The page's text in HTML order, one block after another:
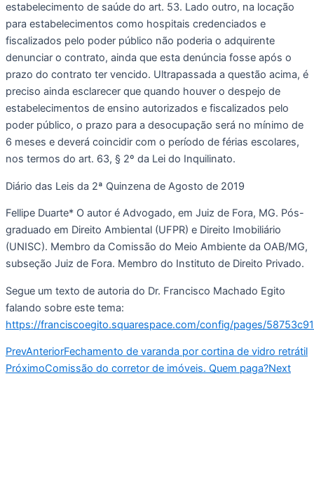
estabelecimento de saúde do art. 53. Lado outro, na locação
para estabelecimentos como hospitais credenciados e
fiscalizados pelo poder público não poderia o adquirente
denunciar o contrato, ainda que esta denúncia fosse após o
prazo do contrato ter vencido. Ultrapassada a questão acima, é
preciso ainda esclarecer que quando houver o despejo de
estabelecimentos de ensino autorizados e fiscalizados pelo
poder público, o prazo para a desocupação será no mínimo de
6 meses e deverá coincidir com o período de férias escolares,
nos termos do art. 63, § 2º da Lei do Inquilinato.
Diário das Leis da 2ª Quinzena de Agosto de 2019
Fellipe Duarte* O autor é Advogado, em Juiz de Fora, MG. Pós-
graduado em Direito Ambiental (UFPR) e Direito Imobiliário
(UNISC). Membro da Comissão do Meio Ambiente da OAB/MG,
subseção Juiz de Fora. Membro do Instituto de Direito Privado.
Segue um texto de autoria do Dr. Francisco Machado Egito
https://franciscoegito.squarespace.com/config/pages/
PrevAnteriorFechamento de varanda por cortina de vidro retrátil
PróximoComissão do corretor de imóveis. Quem paga?Next